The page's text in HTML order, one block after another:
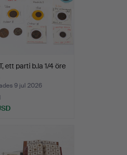
ett parti b.la 1/4 öre
9 jul 2026